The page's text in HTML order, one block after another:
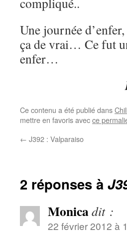
Une journée
ça de vrai… Ce fut
enfer…
Ce contenu a été publié dans
mettre en favoris avecce
← J392 : Valparaiso
2 réponses à
Monicadit :
22 février 2012 à